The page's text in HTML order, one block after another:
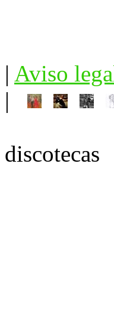
| Aviso
|
discotecas